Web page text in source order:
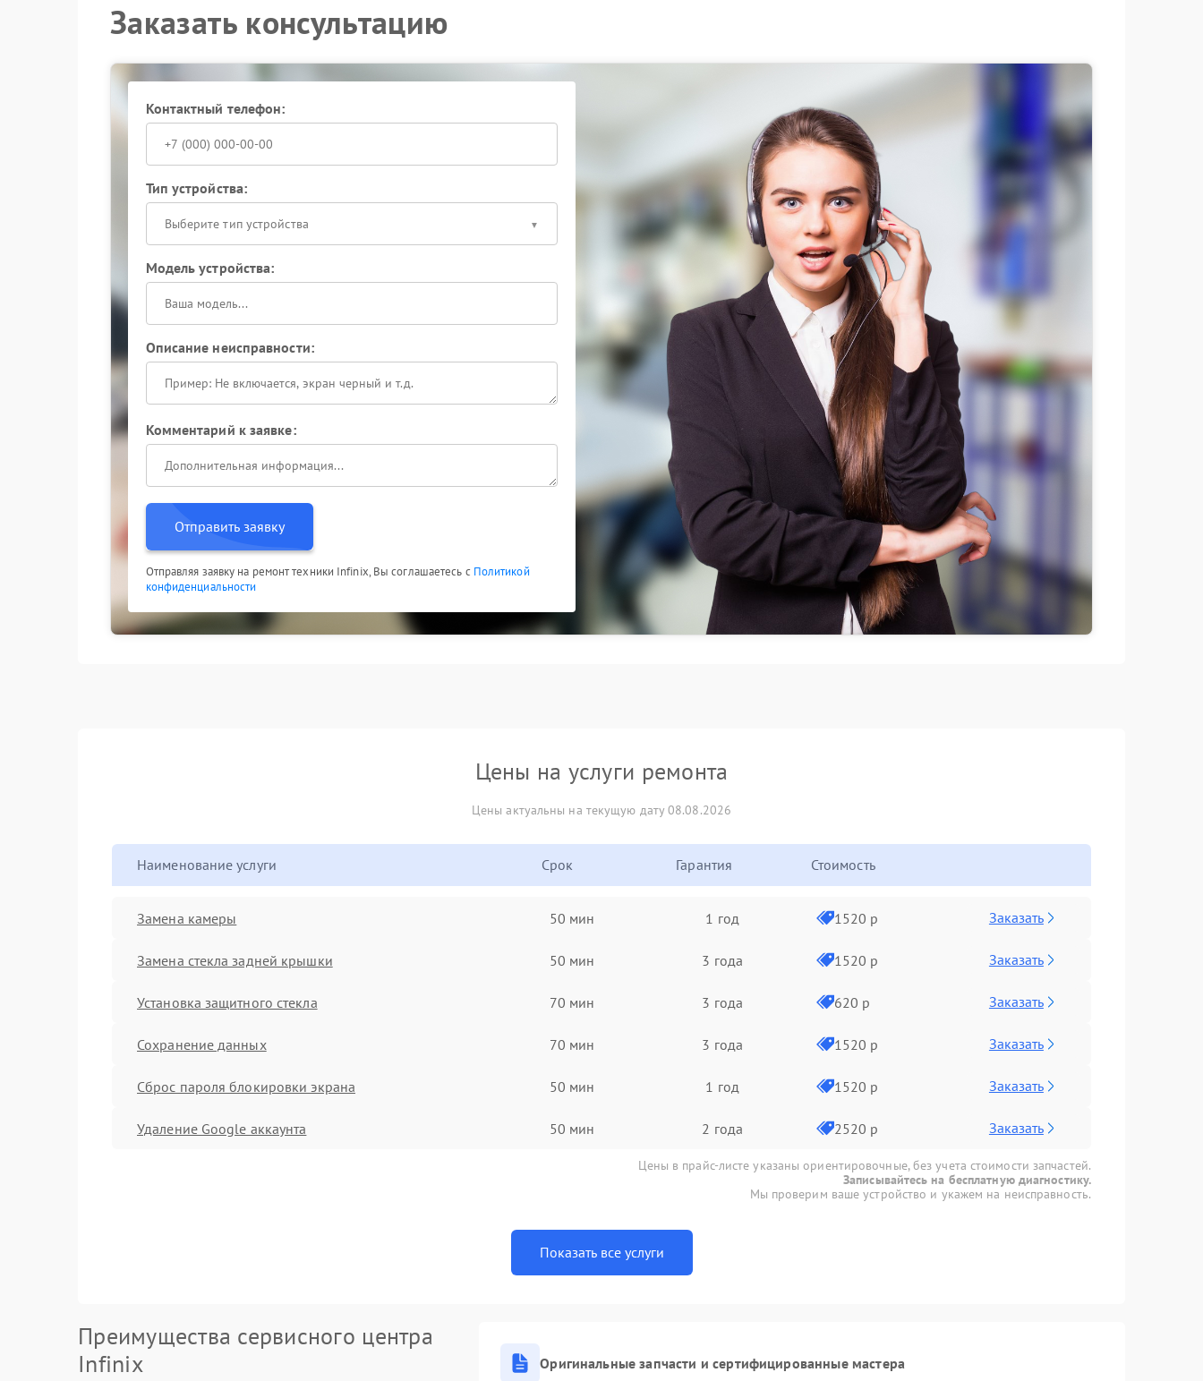
Заказать консультацию
Контактный телефон:
Тип устройства:
Выберите тип устройства
Модель устройства:
Описание неисправности:
Комментарий к заявке:
Отправить заявку
Отправляя заявку на ремонт техники Infinix, Вы соглашаетесь с Политикой
конфиденциальности
Цены на услуги ремонта
Цены актуальны на текущую дату 08.08.2026
Наименование услуги Срок Гарантия Стоимость
Замена камеры 50 мин 1 год 1520 р Заказать
Замена стекла задней крышки 50 мин 3 года 1520 р Заказать
Установка защитного стекла 70 мин 3 года 620 р Заказать
Сохранение данных 70 мин 3 года 1520 р Заказать
Сброс пароля блокировки экрана 50 мин 1 год 1520 р Заказать
Удаление Google аккаунта 50 мин 2 года 2520 р Заказать
Цены в прайс-листе указаны ориентировочные, без учета стоимости запчастей.
Записывайтесь на бесплатную диагностику.
Мы проверим ваше устройство и укажем на неисправность.
Показать все услуги
Преимущества сервисного центра
Infinix
Оригинальные запчасти и сертифицированные мастера